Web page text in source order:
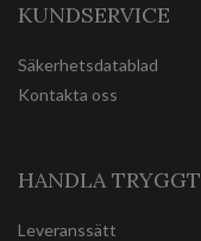
KUNDSERVICE
Säkerhetsdatablad
Kontakta oss
HANDLA TRYGGT
Leveranssätt